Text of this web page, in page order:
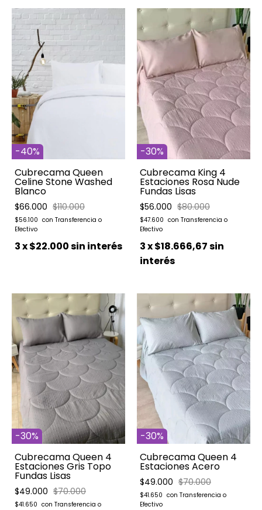
-40%
Cubrecama Queen
Celine Stone Washed
Blanco
$66.000 $110.000
$56.100
3x$22.000sin interés
-30%
Cubrecama King 4
Estaciones Rosa Nude
Fundas Lisas
$56.000 $80.000
$47.600
3x$18.666,67sin
interés
-30%
Cubrecama Queen 4
Estaciones Gris Topo
Fundas Lisas
$49.000 $70.000
$41.650
-30%
Cubrecama Queen 4
Estaciones Acero
$49.000 $70.000
$41.650